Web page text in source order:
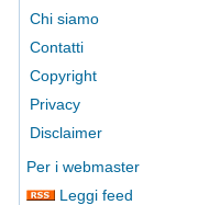
Chi siamo
Contatti
Copyright
Privacy
Disclaimer
Per i webmaster
Leggi feed